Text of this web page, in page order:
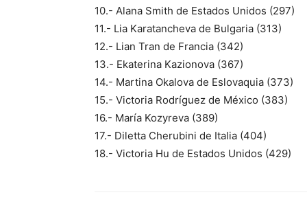
10.- Alana Smith de Estados Unidos (297)
11.- Lia Karatancheva de Bulgaria (313)
12.- Lian Tran de Francia (342)
13.- Ekaterina Kazionova (367)
14.- Martina Okalova de Eslovaquia (373)
15.- Victoria Rodríguez de México (383)
16.- María Kozyreva (389)
17.- Diletta Cherubini de Italia (404)
18.- Victoria Hu de Estados Unidos (429)